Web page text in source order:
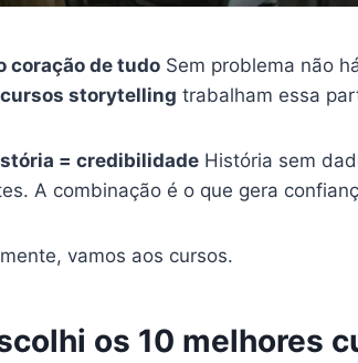
coração de tudo Sem problema não
cursos storytelling trabalham essa
= credibilidade História sem
A combinação é o que gera
vamos aos cursos.
os 10 melhores